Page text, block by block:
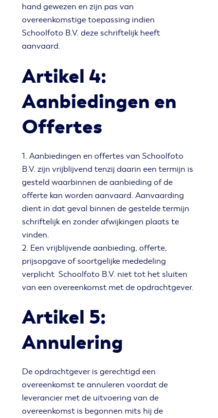
hand gewezen en zijn pas van
overeenkomstige toepassing indien
Schoolfoto B.V. deze schriftelijk heeft
aanvaard.
Artikel 4:
Aanbiedingen en
Offertes
1. Aanbiedingen en offertes van Schoolfoto
B.V. zijn vrijblijvend tenzij daarin een termijn is
gesteld waarbinnen de aanbieding of de
offerte kan worden aanvaard. Aanvaarding
dient in dat geval binnen de gestelde termijn
schriftelijk en zonder afwijkingen plaats te
vinden.
2. Een vrijblijvende aanbieding, offerte,
prijsopgave of soortgelijke mededeling
verplicht Schoolfoto B.V. niet tot het sluiten
van een overeenkomst met de opdrachtgever.
Artikel 5:
Annulering
De opdrachtgever is gerechtigd een
overeenkomst te annuleren voordat de
leverancier met de uitvoering van de
overeenkomst is begonnen mits hij de